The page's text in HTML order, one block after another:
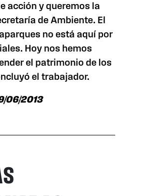
acción y queremos la
de Ambiente. El
no está aquí por
Hoy nos hemos
el patrimonio de los
el trabajador.
06/2013